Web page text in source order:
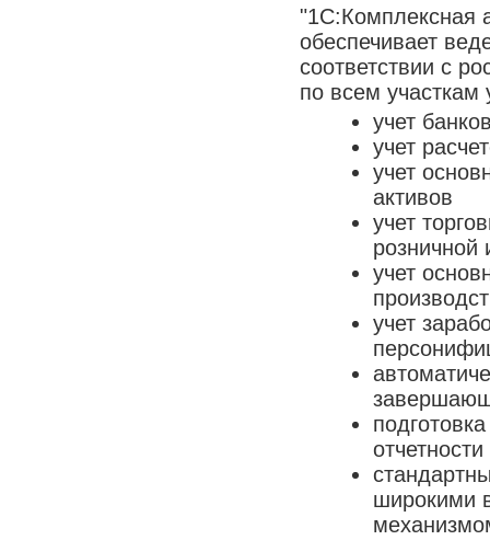
"1С:Комплексная
обеспечивает
соответствии с
по всем участкам
учет
учет
учет
активов
учет
розничной
учет
учет
отчетности
широкими